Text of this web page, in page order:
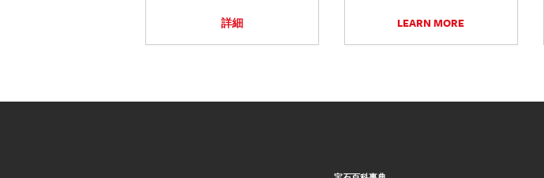
詳細 LEARN MORE